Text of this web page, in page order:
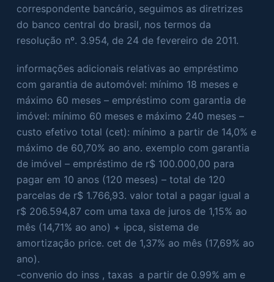
correspondente bancário, seguimos as diretrizes
do banco central do brasil, nos termos da
resolução nº. 3.954, de 24 de fevereiro de 2011.
informações adicionais relativas ao empréstimo
com garantia de automóvel: mínimo 18 meses e
máximo 60 meses – empréstimo com garantia de
imóvel: mínimo 60 meses e máximo 240 meses –
custo efetivo total (cet): mínimo a partir de 14,0% e
máximo de 60,70% ao ano. exemplo com garantia
de imóvel – empréstimo de r$ 100.000,00 para
pagar em 10 anos (120 meses) – total de 120
parcelas de r$ 1.766,93. valor total a pagar igual a
r$ 206.594,87 com uma taxa de juros de 1,15% ao
mês (14,71% ao ano) + ipca, sistema de
amortização price. cet de 1,37% ao mês (17,69% ao
ano).
-convenio do inss , taxas a partir de 0.99% am e